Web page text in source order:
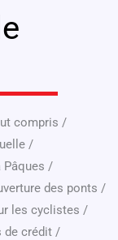
compris /
/
Pâques /
des ponts /
les cyclistes /
de crédit /